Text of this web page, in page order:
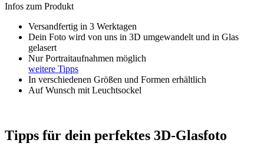
Infos zum Produkt
Versandfertig in 3 Werktagen
Dein Foto wird von uns in 3D umgewandelt und in Glas
gelasert
Nur Portraitaufnahmen möglich
weitere Tipps
In verschiedenen Größen und Formen erhältlich
Auf Wunsch mit Leuchtsockel
Tipps für dein perfektes 3D-Glasfoto